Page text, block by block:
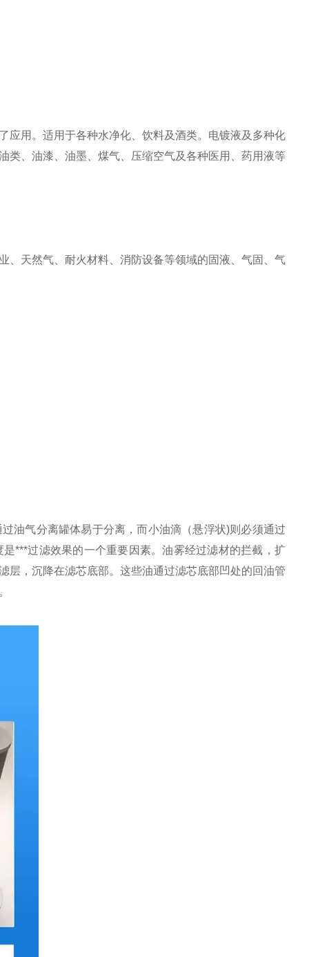
应用。 适用于各种水净化、饮料及酒类。 电镀液及多种化
类、油漆、油墨、煤气、压缩空气及各种医用、药用液等
、天然气、耐火材料、消防设备等领域的固液、气固、气
油气分离罐体易于分离，而小油滴（悬浮状)则必须通过
是***过滤效果的一个重要因素。油雾经过滤材的拦截，扩
层，沉降在滤芯底部。这些油通过滤芯底部凹处的回油管